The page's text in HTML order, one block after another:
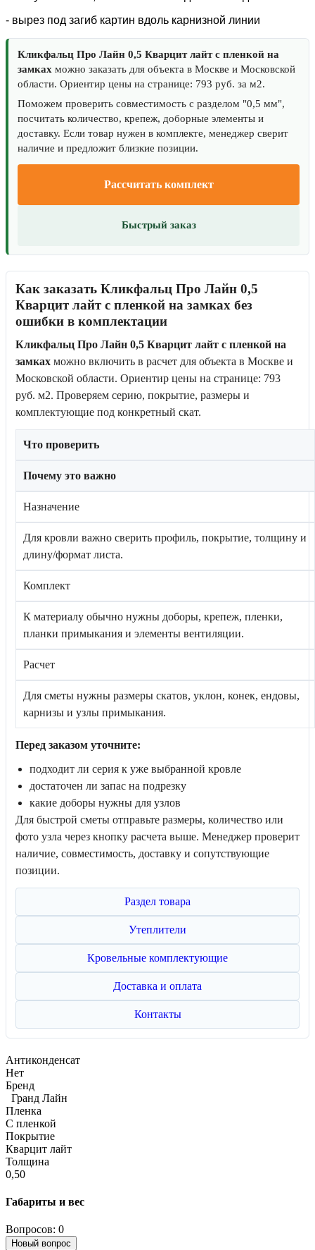
- вырез под загиб картин вдоль карнизной линии
Кликфальц Про Лайн 0,5 Кварцит лайт с пленкой на
замках можно заказать для объекта в Москве и Московской
области. Ориентир цены на странице: 793 руб. за м2.
Поможем проверить совместимость с разделом "0,5 мм",
посчитать количество, крепеж, доборные элементы и
доставку. Если товар нужен в комплекте, менеджер сверит
наличие и предложит близкие позиции.
Рассчитать комплект
Быстрый заказ
Как заказать Кликфальц Про Лайн 0,5
Кварцит лайт с пленкой на замках без
ошибки в комплектации
Кликфальц Про Лайн 0,5 Кварцит лайт с пленкой на
замках можно включить в расчет для объекта в Москве и
Московской области. Ориентир цены на странице: 793
руб. м2. Проверяем серию, покрытие, размеры и
комплектующие под конкретный скат.
Что проверить
Почему это важно
Назначение
Для кровли важно сверить профиль, покрытие, толщину и
длину/формат листа.
Комплект
К материалу обычно нужны доборы, крепеж, пленки,
планки примыкания и элементы вентиляции.
Расчет
Для сметы нужны размеры скатов, уклон, конек, ендовы,
карнизы и узлы примыкания.
Перед заказом уточните:
подходит ли серия к уже выбранной кровле
достаточен ли запас на подрезку
какие доборы нужны для узлов
Для быстрой сметы отправьте размеры, количество или
фото узла через кнопку расчета выше. Менеджер проверит
наличие, совместимость, доставку и сопутствующие
позиции.
Раздел товара
Утеплители
Кровельные комплектующие
Доставка и оплата
Контакты
Антиконденсат
Нет
Бренд
Гранд Лайн
Пленка
С пленкой
Покрытие
Кварцит лайт
Толщина
0,50
Габариты и вес
Вопросов: 0
Новый вопрос